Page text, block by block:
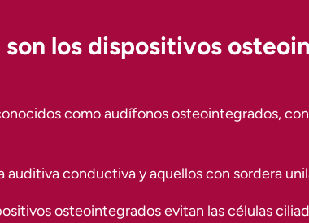
son los dispositivos
como audífonos osteointegrados,
conductiva y aquellos con sordera
osteointegrados evitan las células